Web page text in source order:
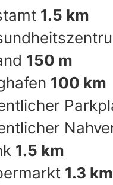
1.5 km
150 m
100 km
1.5 km
1.3 km